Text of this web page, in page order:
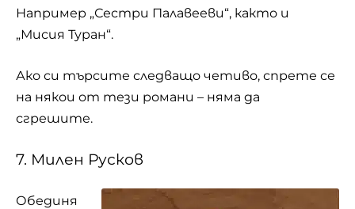
Например „Сестри Палавееви“, както и
„Мисия Туран“.
Ако си търсите следващо четиво, спрете се
на някои от тези романи – няма да
сгрешите.
7. Милен Русков
Обединя